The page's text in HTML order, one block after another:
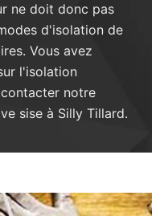
ne doit donc pas
d'isolation de
Vous avez
l'isolation
notre
sise à Silly Tillard.